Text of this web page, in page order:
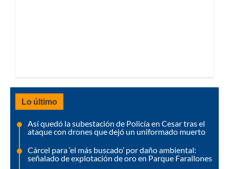
Lo último
Así quedó la subestación de Policía en Cesar tras el
ataque con drones que dejó un uniformado muerto
Cárcel para ‘el más buscado’ por daño ambiental:
señalado de explotación de oro en Parque Farallones